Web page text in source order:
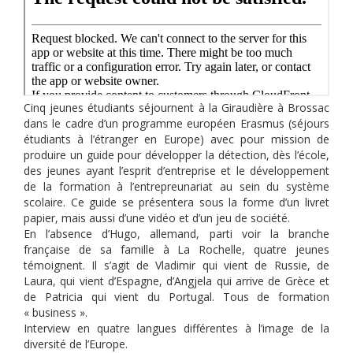
Cinq jeunes étudiants séjournent à la Giraudière à Brossac
dans le cadre d’un programme européen Erasmus (séjours
étudiants à l’étranger en Europe) avec pour mission de
produire un guide pour développer la détection, dès l’école,
des jeunes ayant l’esprit d’entreprise et le développement
de la formation à l’entrepreunariat au sein du système
scolaire. Ce guide se présentera sous la forme d’un livret
papier, mais aussi d’une vidéo et d’un jeu de société.
En l’absence d’Hugo, allemand, parti voir la branche
française de sa famille à La Rochelle, quatre jeunes
témoignent. Il s’agit de Vladimir qui vient de Russie, de
Laura, qui vient d’Espagne, d’Angjela qui arrive de Grèce et
de Patricia qui vient du Portugal. Tous de formation
« business ».
Interview en quatre langues différentes à l’image de la
diversité de l’Europe.